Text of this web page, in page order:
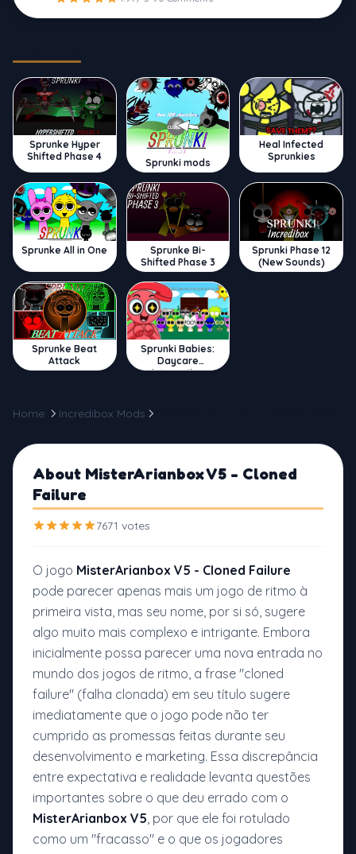
Sprunke Hyper
Shifted Phase 4
Sprunki mods
Heal Infected
Sprunkies
Sprunke All in One
Sprunke Bi-
Shifted Phase 3
Sprunki Phase 12
(New Sounds)
Sprunke Beat
Attack
Sprunki Babies:
Daycare
Interactive
Home Incredibox Mods
About MisterArianbox V5 - Cloned
Failure
7671 votes
O jogo MisterArianbox V5 - Cloned Failure
pode parecer apenas mais um jogo de ritmo à
primeira vista, mas seu nome, por si só, sugere
algo muito mais complexo e intrigante. Embora
inicialmente possa parecer uma nova entrada no
mundo dos jogos de ritmo, a frase "cloned
failure" (falha clonada) em seu título sugere
imediatamente que o jogo pode não ter
cumprido as promessas feitas durante seu
desenvolvimento e marketing. Essa discrepância
entre expectativa e realidade levanta questões
importantes sobre o que deu errado com o
MisterArianbox V5, por que ele foi rotulado
como um "fracasso" e o que os jogadores